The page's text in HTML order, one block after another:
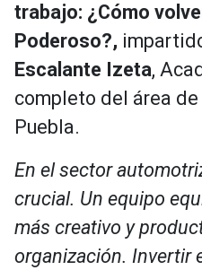
trabajo: ¿Cómo
Poderoso?,
Escalante Izeta,
completo del área de
Puebla.
En el sector
crucial. Un equipo
más creativo y
organización. Invertir